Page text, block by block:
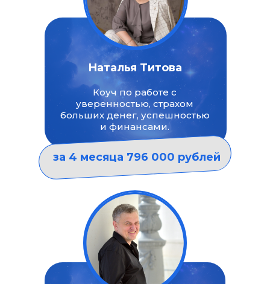
Наталья Титова
Коуч по работе с
уверенностью, страхом
больших денег, успешностью
и финансами.
за 4 месяца 796 000 рублей